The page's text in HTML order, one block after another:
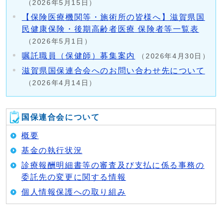
（2026年5月15日）
【保険医療機関等・施術所の皆様へ】滋賀県国
民健康保険・後期高齢者医療 保険者等一覧表
（2026年5月1日）
嘱託職員（保健師）募集案内 （2026年4月30日）
滋賀県国保連合会へのお問い合わせ先について
（2026年4月14日）
国保連合会について
概要
基金の執行状況
診療報酬明細書等の審査及び支払に係る事務の
委託先の変更に関する情報
個人情報保護への取り組み